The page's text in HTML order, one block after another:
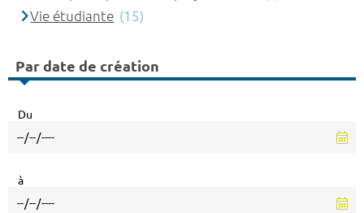
Vie étudiante (15)
Par date de création
Du
à